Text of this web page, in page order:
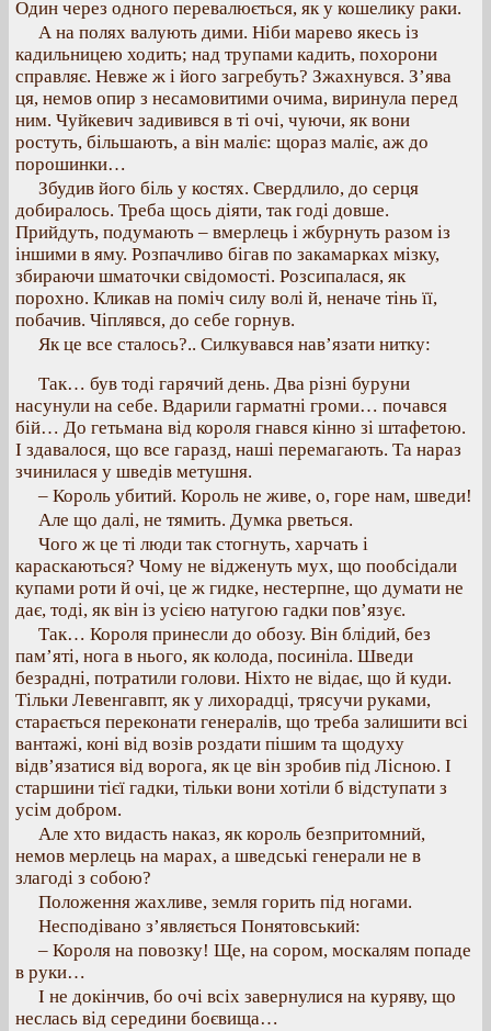
Один через одного перевалюється, як у кошелику раки.
А на полях валують дими. Ніби марево якесь із
кадильницею ходить; над трупами кадить, похорони
справляє. Невже ж і його загребуть? Зжахнувся. З’ява
ця, немов опир з несамовитими очима, виринула перед
ним. Чуйкевич задивився в ті очі, чуючи, як вони
ростуть, більшають, а він маліє: щораз маліє, аж до
порошинки…
Збудив його біль у костях. Свердлило, до серця
добиралось. Треба щось діяти, так годі довше.
Прийдуть, подумають – вмерлець і жбурнуть разом із
іншими в яму. Розпачливо бігав по закамарках мізку,
збираючи шматочки свідомості. Розсипалася, як
порохно. Кликав на поміч силу волі й, неначе тінь її,
побачив. Чіплявся, до себе горнув.
Як це все сталось?.. Силкувався нав’язати нитку:
Так… був тоді гарячий день. Два різні буруни
насунули на себе. Вдарили гарматні громи… почався
бій… До гетьмана від короля гнався кінно зі штафетою.
І здавалося, що все гаразд, наші перемагають. Та нараз
зчинилася у шведів метушня.
– Король убитий. Король не живе, о, горе нам, шведи!
Але що далі, не тямить. Думка рветься.
Чого ж це ті люди так стогнуть, харчать і
караскаються? Чому не відженуть мух, що пообсідали
купами роти й очі, це ж гидке, нестерпне, що думати не
дає, тоді, як він із усією натугою гадки пов’язує.
Так… Короля принесли до обозу. Він блідий, без
пам’яті, нога в нього, як колода, посиніла. Шведи
безрадні, потратили голови. Ніхто не відає, що й куди.
Тільки Левенгавпт, як у лихорадці, трясучи руками,
старається переконати генералів, що треба залишити всі
вантажі, коні від возів роздати пішим та щодуху
відв’язатися від ворога, як це він зробив під Лісною. І
старшини тієї гадки, тільки вони хотіли б відступати з
усім добром.
Але хто видасть наказ, як король безпритомний,
немов мерлець на марах, а шведські генерали не в
злагоді з собою?
Положення жахливе, земля горить під ногами.
Несподівано з’являється Понятовський:
– Короля на повозку! Ще, на сором, москалям попаде
в руки…
І не докінчив, бо очі всіх завернулися на куряву, що
неслась від середини боєвища…